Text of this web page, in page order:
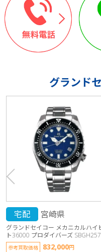
グランド
宅配 宮崎県
グランドセイコー メカニカルハイ
ト36000 プロダイバーズ SBGH257
参考買取価格 832,000円